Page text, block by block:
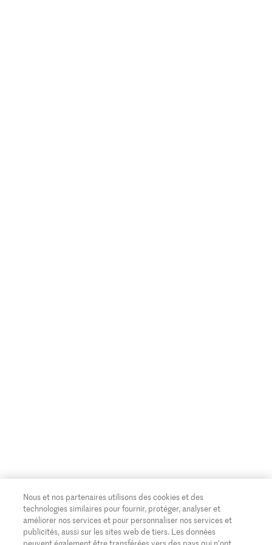
Nous et nos partenaires utilisons des cookies et des
technologies similaires pour fournir, protéger, analyser et
améliorer nos services et pour personnaliser nos services et
publicités, aussi sur les sites web de tiers. Les données